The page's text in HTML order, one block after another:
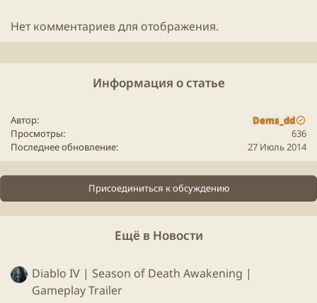
Нет комментариев для отображения.
Информация о статье
Автор
Dems_dd
Просмотры
636
Последнее обновление
27 Июль 2014
Присоединиться к обсуждению
Ещё в Новости
Diablo IV | Season of Death Awakening |
Gameplay Trailer